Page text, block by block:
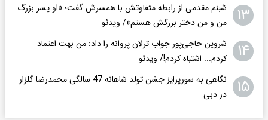
۱۳
شبنم مقدمی از رابطه متفاوتش با همسرش گفت؛ «او پسر بزرگ
من و من دختر بزرگش هستم»/ ویدئو
۱۴
شروین حاجی‌پور جواب ترلان پروانه را داد: من بهت اعتماد
کردم... اشتباه کردم!/ ویدئو
۱۵
نگاهی به سورپرایز جشن تولد شاهانه 47 سالگی محمدرضا گلزار
در دبی